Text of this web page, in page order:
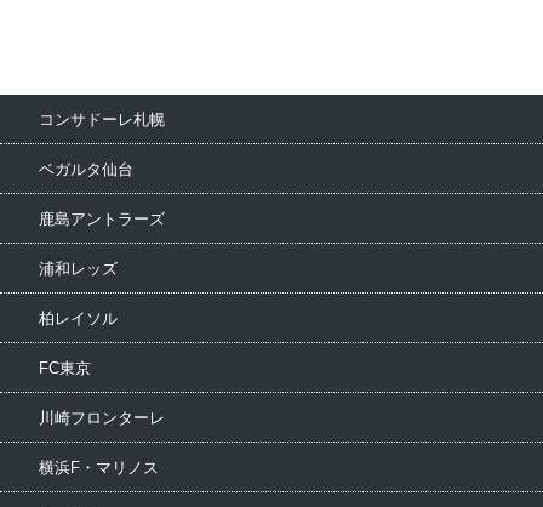
コンサドーレ札幌
ベガルタ仙台
鹿島アントラーズ
浦和レッズ
柏レイソル
FC東京
川崎フロンターレ
横浜F・マリノス